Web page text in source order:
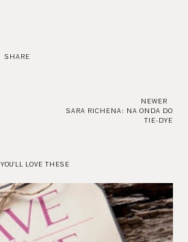
SHARE
NEWER
SARA RICHENA: NA ONDA DO
TIE-DYE
YOU'LL LOVE THESE